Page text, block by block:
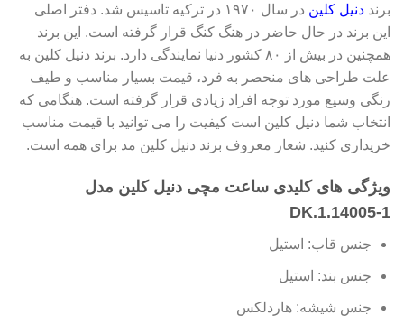
برند دنیل کلین
در سال ۱۹۷۰ در ترکیه تاسیس شد. دفتر اصلی
این برند در حال حاضر در هنگ کنگ قرار گرفته است. این برند
همچنین در بیش از ۸۰ کشور دنیا نمایندگی دارد. برند دنیل کلین به
علت طراحی های منحصر به فرد، قیمت بسیار مناسب و طیف
رنگی وسیع مورد توجه افراد زیادی قرار گرفته است. هنگامی که
انتخاب شما دنیل کلین است کیفیت را می توانید با قیمت مناسب
خریداری کنید. شعار معروف برند دنیل کلین مد برای همه است.
ویژگی های کلیدی ساعت مچی دنیل کلین مدل
DK.1.14005-1
جنس قاب: استیل
جنس بند: استیل
جنس شیشه: هاردلکس